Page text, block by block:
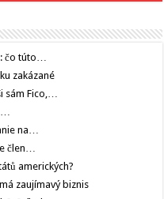
čo túto…
zakázané
sám Fico,…
na…
člen…
amerických?
zaujímavý biznis